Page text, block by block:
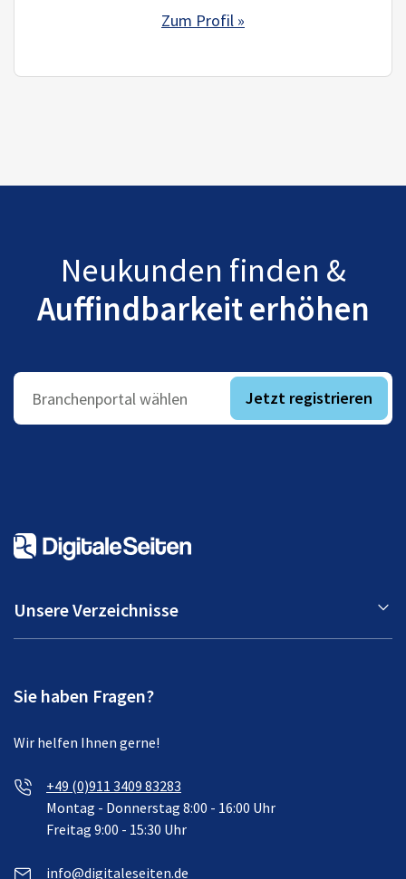
Zum Profil »
Neukunden finden &
Auffindbarkeit erhöhen
Branchenportal wählen Jetzt registrieren
Unsere Verzeichnisse
Sie haben Fragen?
Wir helfen Ihnen gerne!
+49 (0)911 3409 83283
Montag - Donnerstag 8:00 - 16:00 Uhr
Freitag 9:00 - 15:30 Uhr
info@digitaleseiten.de